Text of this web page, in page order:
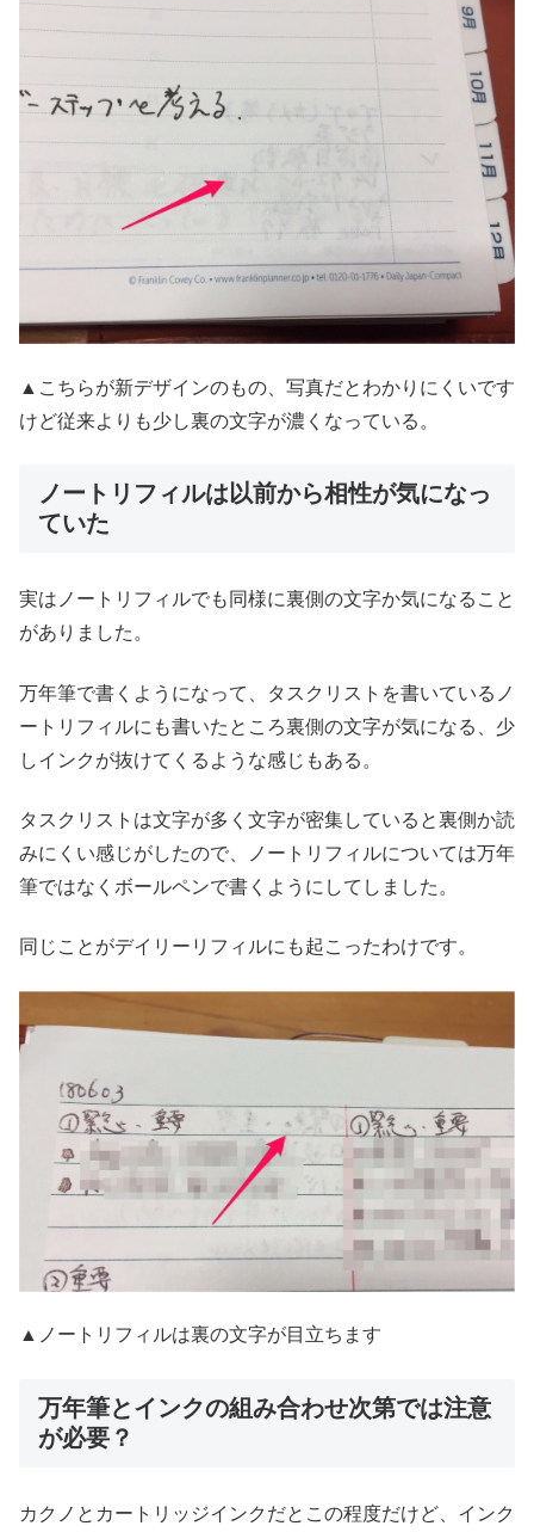
▲こちらが新デザインのもの、写真だとわかりにくいです
けど従来よりも少し裏の文字が濃くなっている。
ノートリフィルは以前から相性が気になっ
ていた
実はノートリフィルでも同様に裏側の文字か気になること
がありました。
万年筆で書くようになって、タスクリストを書いているノ
ートリフィルにも書いたところ裏側の文字が気になる、少
しインクが抜けてくるような感じもある。
タスクリストは文字が多く文字が密集していると裏側か読
みにくい感じがしたので、ノートリフィルについては万年
筆ではなくボールペンで書くようにしてしました。
同じことがデイリーリフィルにも起こったわけです。
▲ノートリフィルは裏の文字が目立ちます
万年筆とインクの組み合わせ次第では注意
が必要？
カクノとカートリッジインクだとこの程度だけど、インク